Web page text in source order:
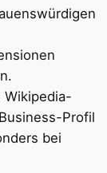
Wikipedia-
Profil
bei